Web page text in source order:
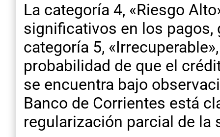
La categoría 4, «Riesgo
significativos en los pagos,
categoría 5,
probabilidad de que el
se encuentra bajo
Banco de Corrientes está
regularización parcial de la